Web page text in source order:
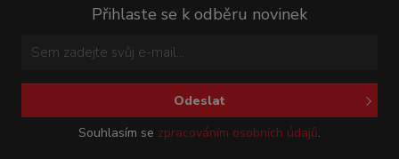
Přihlaste se k odběru novinek
Odeslat
Souhlasím se zpracováním osobních údajů.